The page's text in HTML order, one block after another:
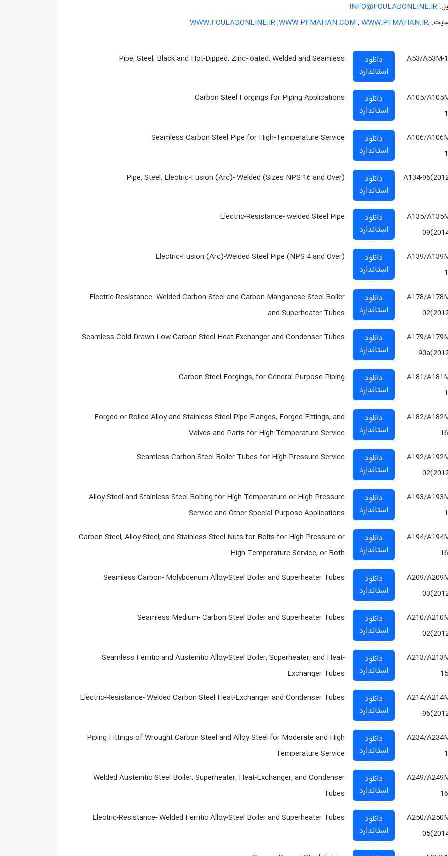
INFO@FOULADONLINE.IR
;
WWW.FOULADONLINE.IR;WWW.PFMAHAN.COM ;WWW.PFMAHAN.IR
A53/A53M-
دانلود
استاندارد
Pipe, Steel, Black and Hot-Dipped, Zinc- oated, Welded and Seamless
A105/
دانلود
استاندارد
Carbon Steel Forgings for Piping Applications
A106/
دانلود
استاندارد
Seamless Carbon Steel Pipe for High-Temperature Service
A134-
دانلود
استاندارد
Pipe, Steel, Electric-Fusion (Arc)- Welded (Sizes NPS 16 and Over)
A135/
دانلود
استاندارد
Electric-Resistance- welded Steel Pipe
A139/
دانلود
استاندارد
Electric-Fusion (Arc)-Welded Steel Pipe (NPS 4 and Over)
A178/
دانلود
استاندارد
Electric-Resistance- Welded Carbon Steel and Carbon-Manganese Steel Boiler
and Superheater Tubes
A179/
دانلود
استاندارد
Seamless Cold-Drawn Low-Carbon Steel Heat-Exchanger and Condenser Tubes
A181/
دانلود
استاندارد
Carbon Steel Forgings, for General-Purpose Piping
A182/
دانلود
استاندارد
Forged or Rolled Alloy and Stainless Steel Pipe Flanges, Forged Fittings, and
Valves and Parts for High-Temperature Service
A192/
دانلود
استاندارد
Seamless Carbon Steel Boiler Tubes for High-Pressure Service
A193/
دانلود
استاندارد
Alloy-Steel and Stainless Steel Bolting for High Temperature or High Pressure
Service and Other Special Purpose Applications
A194/
دانلود
استاندارد
Carbon Steel, Alloy Steel, and Stainless Steel Nuts for Bolts for High Pressure or
High Temperature Service, or Both
A209/
دانلود
استاندارد
Seamless Carbon- Molybdenum Alloy-Steel Boiler and Superheater Tubes
A210/
دانلود
استاندارد
Seamless Medium- Carbon Steel Boiler and Superheater Tubes
A213/
دانلود
استاندارد
Seamless Ferritic and Austenitic Alloy-Steel Boiler, Superheater, and Heat-
Exchanger Tubes
A214/
دانلود
استاندارد
Electric-Resistance- Welded Carbon Steel Heat-Exchanger and Condenser Tubes
A234/
دانلود
استاندارد
Piping Fittings of Wrought Carbon Steel and Alloy Steel for Moderate and High
Temperature Service
A249/
دانلود
استاندارد
Welded Austenitic Steel Boiler, Superheater, Heat-Exchanger, and Condenser
Tubes
A250/
دانلود
استاندارد
Electric-Resistance- Welded Ferritic Alloy-Steel Boiler and Superheater Tubes